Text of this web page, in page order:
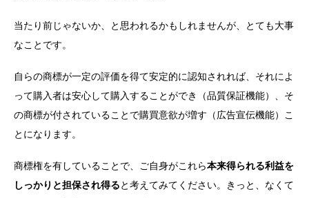
当たり前じゃないか、と思われるかもしれませんが、とても大事
なことです。
自らの商標が一定の評価を得て安定的に認知されれば、それによ
って購入者は安心して購入することができ（品質保証機能）、そ
の商標が付されていることで購買意欲が増す（広告宣伝機能）こ
とになります。
商標権を有していることで、ご自身がこれら本来得られる利益を
しっかりと担保され得ると考えてみてください。きっと、なくて